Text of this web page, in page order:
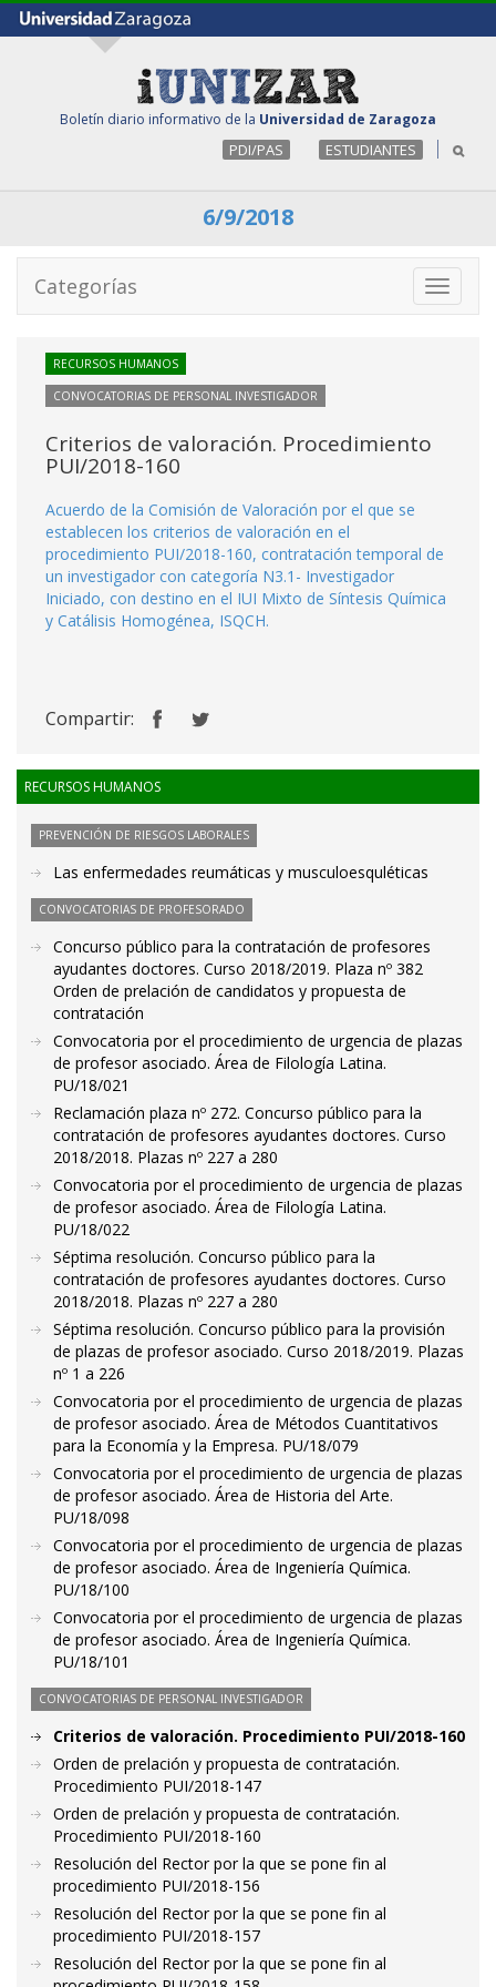
Boletín diario informativo de la Universidad de Zaragoza
PDI/PAS ESTUDIANTES
6/9/2018
Toggle
Categorías
RECURSOS HUMANOS
CONVOCATORIAS DE PERSONAL INVESTIGADOR
Criterios de valoración. Procedimiento
PUI/2018-160
Acuerdo de la Comisión de Valoración por el que se
establecen los criterios de valoración en el
procedimiento PUI/2018-160, contratación temporal de
un investigador con categoría N3.1- Investigador
Iniciado, con destino en el IUI Mixto de Síntesis Química
y Catálisis Homogénea, ISQCH.
Compartir:
RECURSOS HUMANOS
PREVENCIÓN DE RIESGOS LABORALES
Las enfermedades reumáticas y musculoesquléticas
CONVOCATORIAS DE PROFESORADO
Concurso público para la contratación de profesores
ayudantes doctores. Curso 2018/2019. Plaza nº 382
Orden de prelación de candidatos y propuesta de
contratación
Convocatoria por el procedimiento de urgencia de plazas
de profesor asociado. Área de Filología Latina.
PU/18/021
Reclamación plaza nº 272. Concurso público para la
contratación de profesores ayudantes doctores. Curso
2018/2018. Plazas nº 227 a 280
Convocatoria por el procedimiento de urgencia de plazas
de profesor asociado. Área de Filología Latina.
PU/18/022
Séptima resolución. Concurso público para la
contratación de profesores ayudantes doctores. Curso
2018/2018. Plazas nº 227 a 280
Séptima resolución. Concurso público para la provisión
de plazas de profesor asociado. Curso 2018/2019. Plazas
nº 1 a 226
Convocatoria por el procedimiento de urgencia de plazas
de profesor asociado. Área de Métodos Cuantitativos
para la Economía y la Empresa. PU/18/079
Convocatoria por el procedimiento de urgencia de plazas
de profesor asociado. Área de Historia del Arte.
PU/18/098
Convocatoria por el procedimiento de urgencia de plazas
de profesor asociado. Área de Ingeniería Química.
PU/18/100
Convocatoria por el procedimiento de urgencia de plazas
de profesor asociado. Área de Ingeniería Química.
PU/18/101
CONVOCATORIAS DE PERSONAL INVESTIGADOR
Criterios de valoración. Procedimiento PUI/2018-160
Orden de prelación y propuesta de contratación.
Procedimiento PUI/2018-147
Orden de prelación y propuesta de contratación.
Procedimiento PUI/2018-160
Resolución del Rector por la que se pone fin al
procedimiento PUI/2018-156
Resolución del Rector por la que se pone fin al
procedimiento PUI/2018-157
Resolución del Rector por la que se pone fin al